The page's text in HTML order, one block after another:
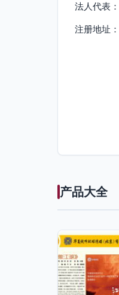
法人代表：
注册地址：
产品大全